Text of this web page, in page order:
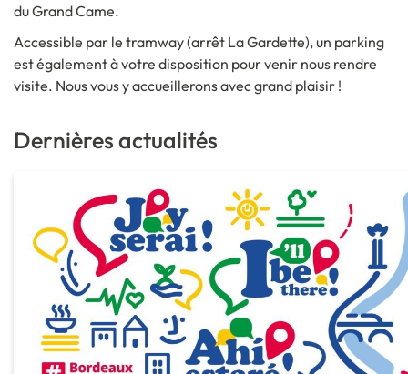
du Grand Came.
Accessible par le tramway (arrêt La Gardette), un parking
est également à votre disposition pour venir nous rendre
visite. Nous vous y accueillerons avec grand plaisir !
Dernières actualités